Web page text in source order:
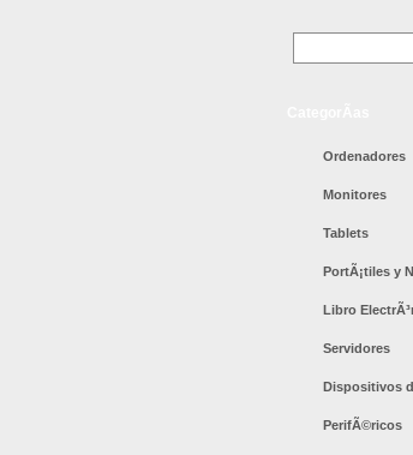
Ordenadores
Monitores
Tablets
PortÃ¡tiles y
Libro
Servidores
Dispositivos
PerifÃ©ricos